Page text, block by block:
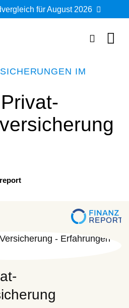
für August 2026
IM